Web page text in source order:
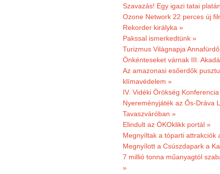
Szavazás! Egy igazi tatai
Ozone Network 22 perces új
Rekorder királyka »
Pakssal ismerkedtünk »
Turizmus Világnapja
Önkénteseket várnak III.
Az amazonasi esőerdők
klímavédelem »
IV. Vidéki Örökség
Nyereményjáték az Ős-Dráva
Tavaszváróban »
Elindult az ÖKOklikk portál »
Megnyíltak a tóparti attrakciók
Megnyílott a Csúszdapark a
7 millió tonna műanyagtól
»